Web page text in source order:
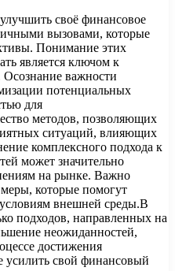
своё финансовое
вызовами, которые
Понимание этих
является ключом к
важности
потенциальных
для
методов, позволяющих
ситуаций, влияющих
комплексного подхода к
может значительно
на рынке. Важно
меры, которые помогут
внешней среды.В
подходов, направленных на
неожиданностей,
достижения
свой финансовый